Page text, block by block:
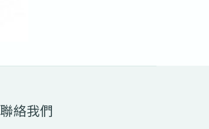
聯絡我們